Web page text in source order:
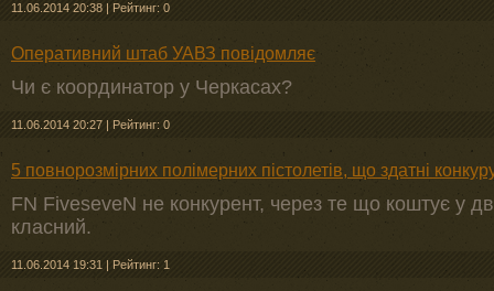
11.06.2014 20:38 | Рейтинг: 0
Оперативний штаб УАВЗ повідомляє
Чи є координатор у Черкасах?
11.06.2014 20:27 | Рейтинг: 0
5 повнорозмірних полімерних пістолетів, що здатні
FN FiveseveN не конкурент, через те що коштує у
класний.
11.06.2014 19:31 | Рейтинг: 1